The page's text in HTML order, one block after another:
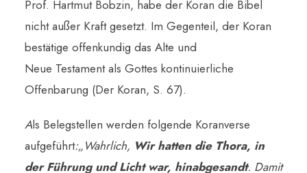
Prof. Hartmut Bobzin, habe der Koran die Bibel
nicht außer Kraft gesetzt. Im Gegenteil, der Koran
bestätige offenkundig das Alte und
Neue Testament als Gottes kontinuierliche
Offenbarung (Der Koran, S. 67).
Als Belegstellen werden folgende Koranverse
aufgeführt:„Wahrlich, Wir hatten die Thora, in
der Führung und Licht war, hinabgesandt. Damit